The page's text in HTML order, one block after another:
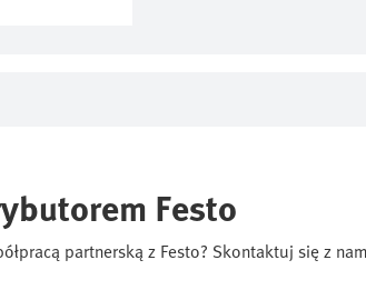
Festo
partnerską z Festo? Skontaktuj się z